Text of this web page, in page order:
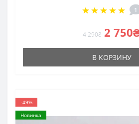
1
4 290₴ 2
В КОРЗИНУ
-49%
Новинка